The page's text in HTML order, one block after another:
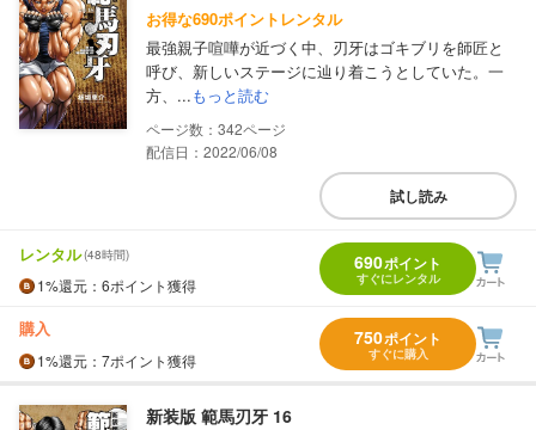
お得な690ポイントレンタル
最強親子喧嘩が近づく中、刃牙はゴキブリを師匠と
呼び、新しいステージに辿り着こうとしていた。一
方、...もっと読む
342
配信日：2022/06/08
試し読み
レンタル(48時間)
1%還元 ：6ポイント獲得
690ポイント
すぐにレンタル
購入
1%還元 ：7ポイント獲得
750ポイント
すぐに購入
新装版 範馬刃牙 16